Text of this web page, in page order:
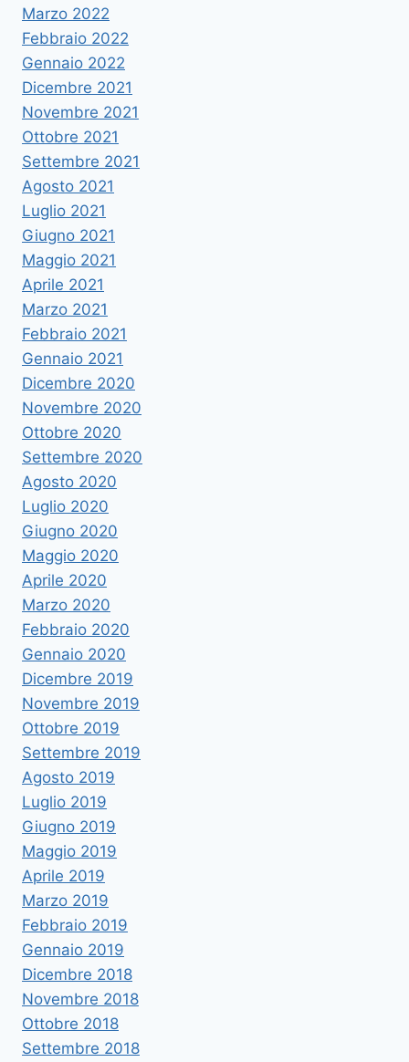
Marzo 2022
Febbraio 2022
Gennaio 2022
Dicembre 2021
Novembre 2021
Ottobre 2021
Settembre 2021
Agosto 2021
Luglio 2021
Giugno 2021
Maggio 2021
Aprile 2021
Marzo 2021
Febbraio 2021
Gennaio 2021
Dicembre 2020
Novembre 2020
Ottobre 2020
Settembre 2020
Agosto 2020
Luglio 2020
Giugno 2020
Maggio 2020
Aprile 2020
Marzo 2020
Febbraio 2020
Gennaio 2020
Dicembre 2019
Novembre 2019
Ottobre 2019
Settembre 2019
Agosto 2019
Luglio 2019
Giugno 2019
Maggio 2019
Aprile 2019
Marzo 2019
Febbraio 2019
Gennaio 2019
Dicembre 2018
Novembre 2018
Ottobre 2018
Settembre 2018